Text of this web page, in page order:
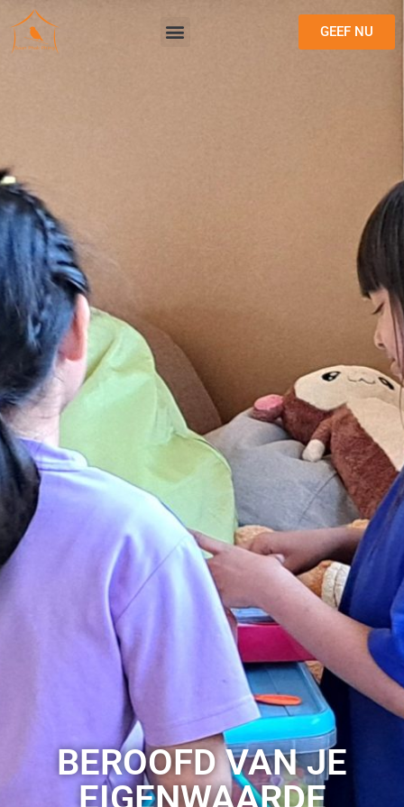
GEEF NU
BEROOFD VAN JE